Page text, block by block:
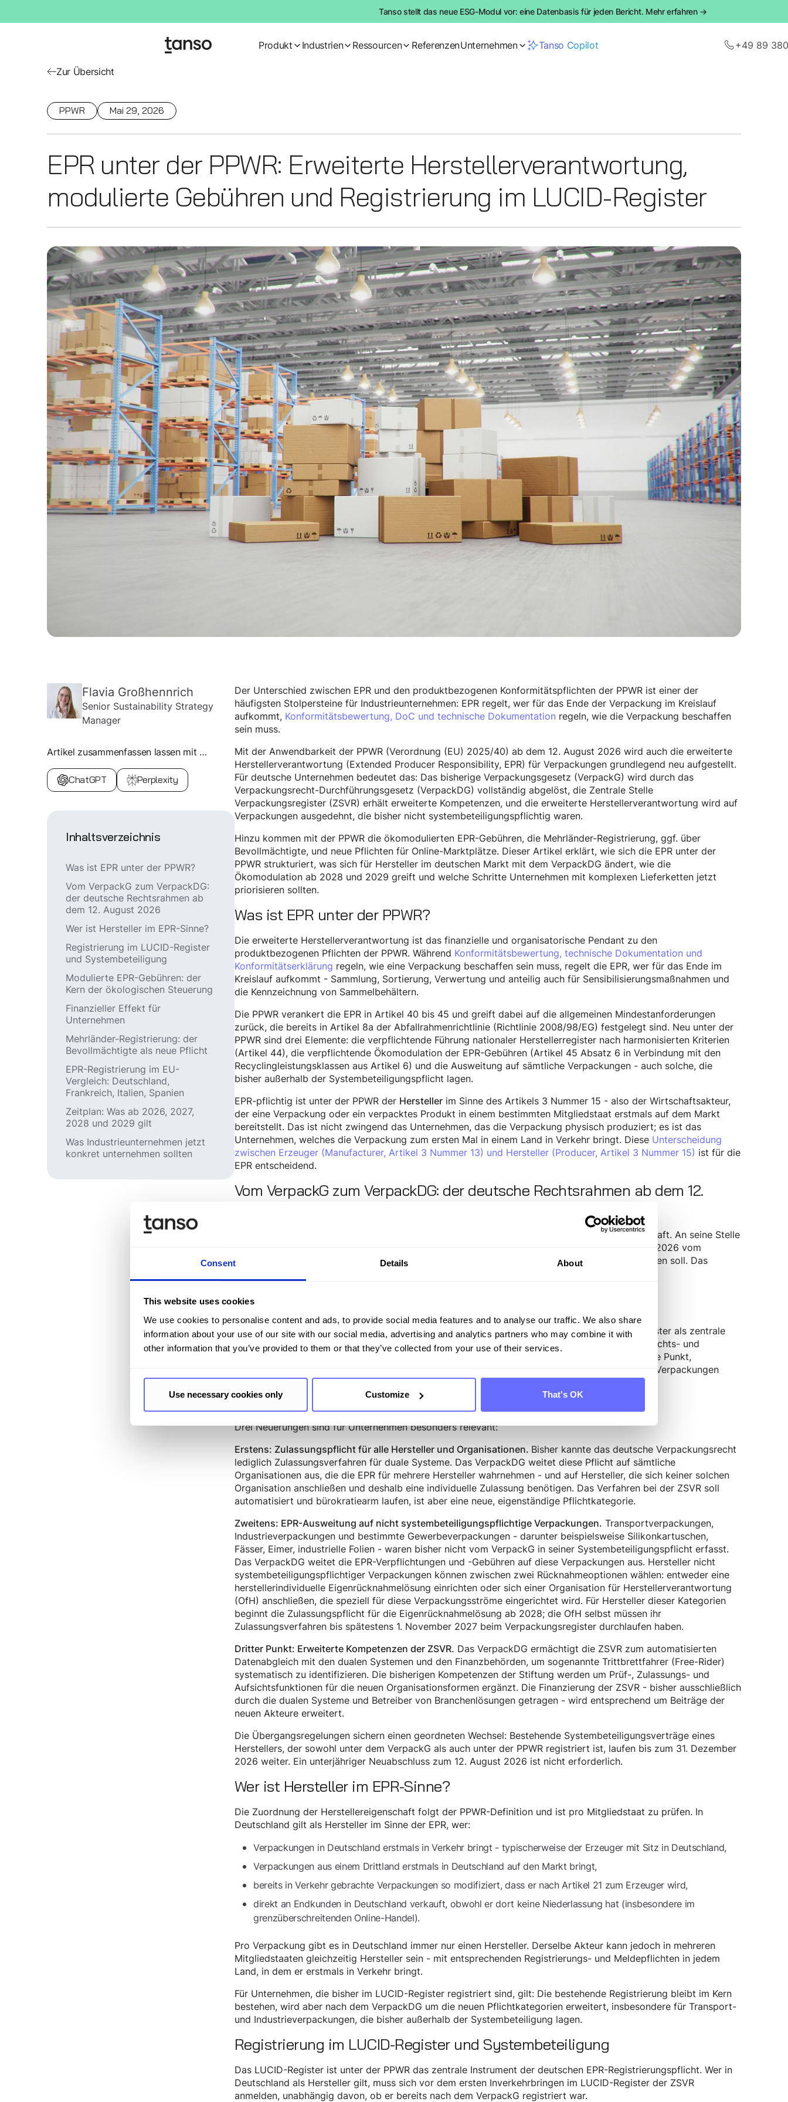
Consent Details About
This website uses cookies
We use cookies to personalise content and ads, to provide social media features and to analyse our traffic. We also share
information about your use of our site with our social media, advertising and analytics partners who may combine it with
other information that you’ve provided to them or that they’ve collected from your use of their services.
Use necessary cookies only Customize That's OK
Tanso stellt das neue ESG-Modul vor: eine Datenbasis für jeden Bericht. Mehr erfahren →
Produkt Industrien Ressourcen ReferenzenUnternehmen Tanso Copilot +49 89
Zur Übersicht
PPWR Mai 29, 2026
EPR unter der PPWR: Erweiterte Herstellerverantwortung,
modulierte Gebühren und Registrierung im LUCID-Register
Flavia Großhennrich
Senior Sustainability Strategy
Manager
Artikel zusammenfassen lassen mit …
ChatGPT Perplexity
Inhaltsverzeichnis
Was ist EPR unter der PPWR?
Vom VerpackG zum VerpackDG:
der deutsche Rechtsrahmen ab
dem 12. August 2026
Wer ist Hersteller im EPR-Sinne?
Registrierung im LUCID-Register
und Systembeteiligung
Modulierte EPR-Gebühren: der
Kern der ökologischen Steuerung
Finanzieller Effekt für
Unternehmen
Mehrländer-Registrierung: der
Bevollmächtigte als neue Pflicht
EPR-Registrierung im EU-
Vergleich: Deutschland,
Frankreich, Italien, Spanien
Zeitplan: Was ab 2026, 2027,
2028 und 2029 gilt
Was Industrieunternehmen jetzt
konkret unternehmen sollten
Der Unterschied zwischen EPR und den produktbezogenen Konformitätspflichten der PPWR ist einer der
häufigsten Stolpersteine für Industrieunternehmen: EPR regelt, wer für das Ende der Verpackung im Kreislauf
aufkommt, Konformitätsbewertung, DoC und technische Dokumentation regeln, wie die Verpackung beschaffen
sein muss.
Mit der Anwendbarkeit der PPWR (Verordnung (EU) 2025/40) ab dem 12. August 2026 wird auch die erweiterte
Herstellerverantwortung (Extended Producer Responsibility, EPR) für Verpackungen grundlegend neu aufgestellt.
Für deutsche Unternehmen bedeutet das: Das bisherige Verpackungsgesetz (VerpackG) wird durch das
Verpackungsrecht-Durchführungsgesetz (VerpackDG) vollständig abgelöst, die Zentrale Stelle
Verpackungsregister (ZSVR) erhält erweiterte Kompetenzen, und die erweiterte Herstellerverantwortung wird auf
Verpackungen ausgedehnt, die bisher nicht systembeteiligungspflichtig waren.
Hinzu kommen mit der PPWR die ökomodulierten EPR-Gebühren, die Mehrländer-Registrierung, ggf. über
Bevollmächtigte, und neue Pflichten für Online-Marktplätze. Dieser Artikel erklärt, wie sich die EPR unter der
PPWR strukturiert, was sich für Hersteller im deutschen Markt mit dem VerpackDG ändert, wie die
Ökomodulation ab 2028 und 2029 greift und welche Schritte Unternehmen mit komplexen Lieferketten jetzt
priorisieren sollten.
Was ist EPR unter der PPWR?
Die erweiterte Herstellerverantwortung ist das finanzielle und organisatorische Pendant zu den
produktbezogenen Pflichten der PPWR. Während Konformitätsbewertung, technische Dokumentation und
Konformitätserklärung regeln, wie eine Verpackung beschaffen sein muss, regelt die EPR, wer für das Ende im
Kreislauf aufkommt - Sammlung, Sortierung, Verwertung und anteilig auch für Sensibilisierungsmaßnahmen und
die Kennzeichnung von Sammelbehältern.
Die PPWR verankert die EPR in Artikel 40 bis 45 und greift dabei auf die allgemeinen Mindestanforderungen
zurück, die bereits in Artikel 8a der Abfallrahmenrichtlinie (Richtlinie 2008/98/EG) festgelegt sind. Neu unter der
PPWR sind drei Elemente: die verpflichtende Führung nationaler Herstellerregister nach harmonisierten Kriterien
(Artikel 44), die verpflichtende Ökomodulation der EPR-Gebühren (Artikel 45 Absatz 6 in Verbindung mit den
Recyclingleistungsklassen aus Artikel 6) und die Ausweitung auf sämtliche Verpackungen - auch solche, die
bisher außerhalb der Systembeteiligungspflicht lagen.
EPR-pflichtig ist unter der PPWR der Hersteller im Sinne des Artikels 3 Nummer 15 - also der Wirtschaftsakteur,
der eine Verpackung oder ein verpacktes Produkt in einem bestimmten Mitgliedstaat erstmals auf dem Markt
bereitstellt. Das ist nicht zwingend das Unternehmen, das die Verpackung physisch produziert; es ist das
Unternehmen, welches die Verpackung zum ersten Mal in einem Land in Verkehr bringt. Diese Unterscheidung
zwischen Erzeuger (Manufacturer, Artikel 3 Nummer 13) und Hersteller (Producer, Artikel 3 Nummer 15) ist für die
EPR entscheidend.
Vom VerpackG zum VerpackDG: der deutsche Rechtsrahmen ab dem 12.
Mit dem Wirksamwerden der PPWR tritt das bisherige Verpackungsgesetz (VerpackG) außer Kraft. An seine Stelle
tritt das Verpackungsrecht-Durchführungsgesetz (VerpackDG), dessen Entwurf am 11. Februar 2026 vom
Bundeskabinett beschlossen wurde und das parallel zur PPWR am 12. August 2026 in Kraft treten soll. Das
Durchsetzungsmechanismen für die PPWR regelt.
Was im VerpackDG bestehen bleibt
Die bewährten deutschen Strukturen werden fortgeführt: die dualen Systeme, das LUCID-Register als zentrale
Datenbank, die Pfandpflicht für Einweggetränkeverpackungen und die ZSVR als nationale Aufsichts- und
Registerführungsinstanz. Auch die Lizenzierung bei einem dualen System (aktuell u.a. Der Grüne Punkt,
Interseroh+, Reclay, Zentek, Landbell, Noventiz, Veolia) bleibt für systembeteiligungspflichtige Verpackungen
verpflichtend.
Drei Neuerungen sind für Unternehmen besonders relevant:
Erstens: Zulassungspflicht für alle Hersteller und Organisationen. Bisher kannte das deutsche Verpackungsrecht
lediglich Zulassungsverfahren für duale Systeme. Das VerpackDG weitet diese Pflicht auf sämtliche
Organisationen aus, die die EPR für mehrere Hersteller wahrnehmen - und auf Hersteller, die sich keiner solchen
Organisation anschließen und deshalb eine individuelle Zulassung benötigen. Das Verfahren bei der ZSVR soll
automatisiert und bürokratiearm laufen, ist aber eine neue, eigenständige Pflichtkategorie.
Zweitens: EPR-Ausweitung auf nicht systembeteiligungspflichtige Verpackungen. Transportverpackungen,
Industrieverpackungen und bestimmte Gewerbeverpackungen - darunter beispielsweise Silikonkartuschen,
Fässer, Eimer, industrielle Folien - waren bisher nicht vom VerpackG in seiner Systembeteiligungspflicht erfasst.
Das VerpackDG weitet die EPR-Verpflichtungen und -Gebühren auf diese Verpackungen aus. Hersteller nicht
systembeteiligungspflichtiger Verpackungen können zwischen zwei Rücknahmeoptionen wählen: entweder eine
herstellerindividuelle Eigenrücknahmelösung einrichten oder sich einer Organisation für Herstellerverantwortung
(OfH) anschließen, die speziell für diese Verpackungsströme eingerichtet wird. Für Hersteller dieser Kategorien
beginnt die Zulassungspflicht für die Eigenrücknahmelösung ab 2028; die OfH selbst müssen ihr
Zulassungsverfahren bis spätestens 1. November 2027 beim Verpackungsregister durchlaufen haben.
Dritter Punkt: Erweiterte Kompetenzen der ZSVR. Das VerpackDG ermächtigt die ZSVR zum automatisierten
Datenabgleich mit den dualen Systemen und den Finanzbehörden, um sogenannte Trittbrettfahrer (Free-Rider)
systematisch zu identifizieren. Die bisherigen Kompetenzen der Stiftung werden um Prüf-, Zulassungs- und
Aufsichtsfunktionen für die neuen Organisationsformen ergänzt. Die Finanzierung der ZSVR - bisher ausschließlich
durch die dualen Systeme und Betreiber von Branchenlösungen getragen - wird entsprechend um Beiträge der
neuen Akteure erweitert.
Die Übergangsregelungen sichern einen geordneten Wechsel: Bestehende Systembeteiligungsverträge eines
Herstellers, der sowohl unter dem VerpackG als auch unter der PPWR registriert ist, laufen bis zum 31. Dezember
2026 weiter. Ein unterjähriger Neuabschluss zum 12. August 2026 ist nicht erforderlich.
Wer ist Hersteller im EPR-Sinne?
Die Zuordnung der Herstellereigenschaft folgt der PPWR-Definition und ist pro Mitgliedstaat zu prüfen. In
Deutschland gilt als Hersteller im Sinne der EPR, wer:
Verpackungen in Deutschland erstmals in Verkehr bringt - typischerweise der Erzeuger mit Sitz in Deutschland,
Verpackungen aus einem Drittland erstmals in Deutschland auf den Markt bringt,
bereits in Verkehr gebrachte Verpackungen so modifiziert, dass er nach Artikel 21 zum Erzeuger wird,
direkt an Endkunden in Deutschland verkauft, obwohl er dort keine Niederlassung hat (insbesondere im
grenzüberschreitenden Online-Handel).
Pro Verpackung gibt es in Deutschland immer nur einen Hersteller. Derselbe Akteur kann jedoch in mehreren
Mitgliedstaaten gleichzeitig Hersteller sein - mit entsprechenden Registrierungs- und Meldepflichten in jedem
Land, in dem er erstmals in Verkehr bringt.
Für Unternehmen, die bisher im LUCID-Register registriert sind, gilt: Die bestehende Registrierung bleibt im Kern
bestehen, wird aber nach dem VerpackDG um die neuen Pflichtkategorien erweitert, insbesondere für Transport-
und Industrieverpackungen, die bisher außerhalb der Systembeteiligung lagen.
Registrierung im LUCID-Register und Systembeteiligung
Das LUCID-Register ist unter der PPWR das zentrale Instrument der deutschen EPR-Registrierungspflicht. Wer in
Deutschland als Hersteller gilt, muss sich vor dem ersten Inverkehrbringen im LUCID-Register der ZSVR
anmelden, unabhängig davon, ob er bereits nach dem VerpackG registriert war.